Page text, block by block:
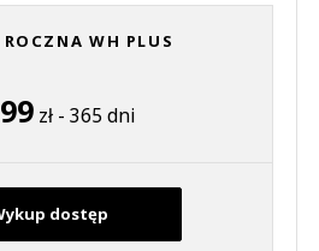
ROCZNA WH PLUS
zł - 365 dni
dostęp